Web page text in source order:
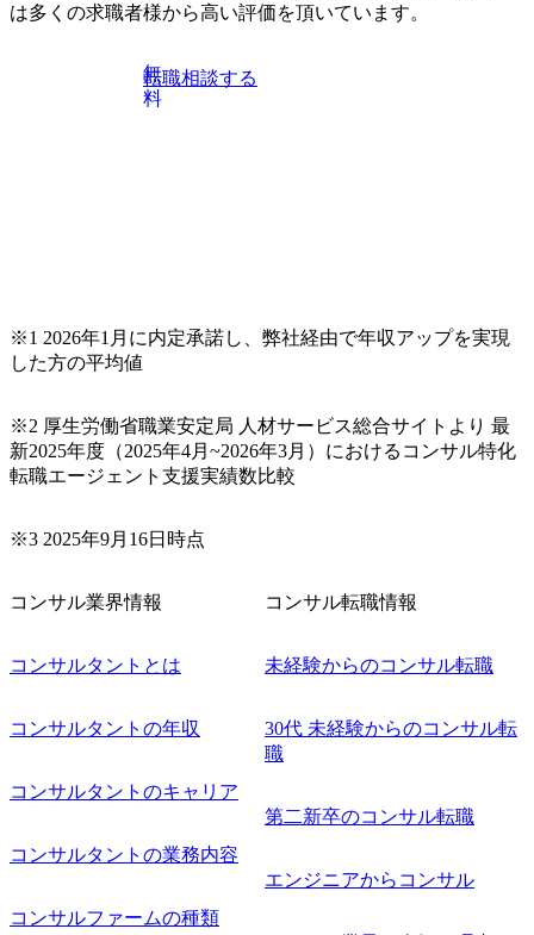
は多くの求職者様から高い評価を頂いています。
無
料
転職相談する
※1 2026年1月に内定承諾し、弊社経由で年収アップを実現
した方の平均値
※2 厚生労働省職業安定局 人材サービス総合サイトより 最
新2025年度（2025年4月~2026年3月）におけるコンサル特化
転職エージェント支援実績数比較
※3 2025年9月16日時点
コンサル業界情報
コンサルタントとは
コンサルタントの年収
コンサルタントのキャリア
コンサルタントの業務内容
コンサルファームの種類
コンサル転職情報
未経験からのコンサル転職
30代 未経験からのコンサル転
職
第二新卒のコンサル転職
エンジニアからコンサル